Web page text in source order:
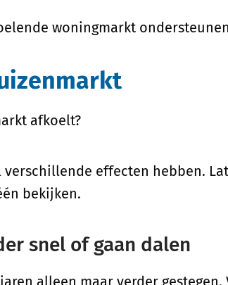
woningmarkt
afkoelt?
effecten hebben.
bekijken.
snel of gaan dalen
alleen maar verder gestegen.